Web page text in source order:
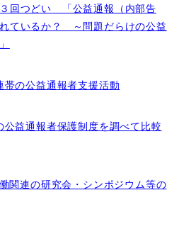
回つどい 「公益通報（内部告
ているか？ ～問題だらけの公益
の公益通報者支援活動
益通報者保護制度を調べて比較
関連の研究会・シンポジウム等の